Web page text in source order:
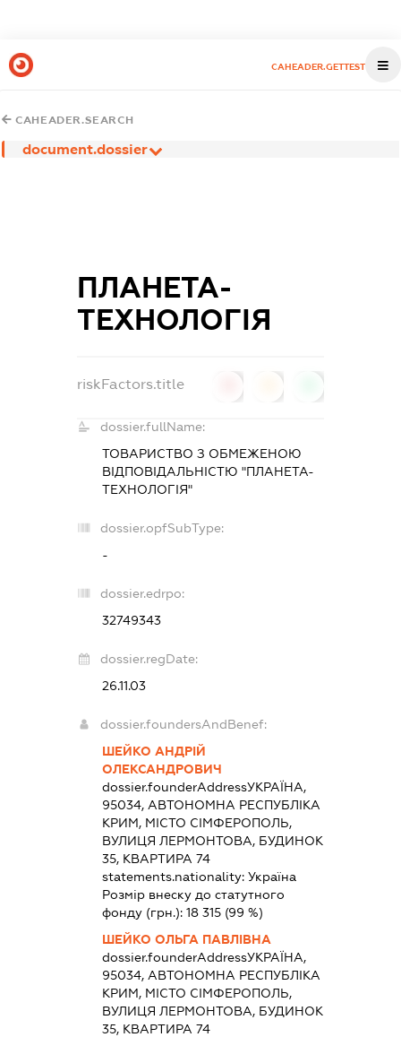
CAHEADER.GETTEST
CAHEADER.SEARCH
document.dossier
ПЛАНЕТА-
ТЕХНОЛОГІЯ
riskFactors.title
dossier.fullName:
ТОВАРИСТВО З ОБМЕЖЕНОЮ
ВІДПОВІДАЛЬНІСТЮ "ПЛАНЕТА-
ТЕХНОЛОГІЯ"
dossier.opfSubType:
-
dossier.edrpo:
32749343
dossier.regDate:
26.11.03
dossier.foundersAndBenef:
ШЕЙКО АНДРІЙ
ОЛЕКСАНДРОВИЧ
dossier.founderAddressУКРАЇНА,
95034, АВТОНОМНА РЕСПУБЛІКА
КРИМ, МІСТО СІМФЕРОПОЛЬ,
ВУЛИЦЯ ЛЕРМОНТОВА, БУДИНОК
35, КВАРТИРА 74
statements.nationality: Україна
Розмір внеску до статутного
фонду (грн.): 18 315(99 %)
ШЕЙКО ОЛЬГА ПАВЛІВНА
dossier.founderAddressУКРАЇНА,
95034, АВТОНОМНА РЕСПУБЛІКА
КРИМ, МІСТО СІМФЕРОПОЛЬ,
ВУЛИЦЯ ЛЕРМОНТОВА, БУДИНОК
35, КВАРТИРА 74